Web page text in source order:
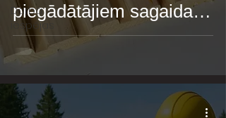
Darba
iespējas
piegādātājiem sagaida
tirgus